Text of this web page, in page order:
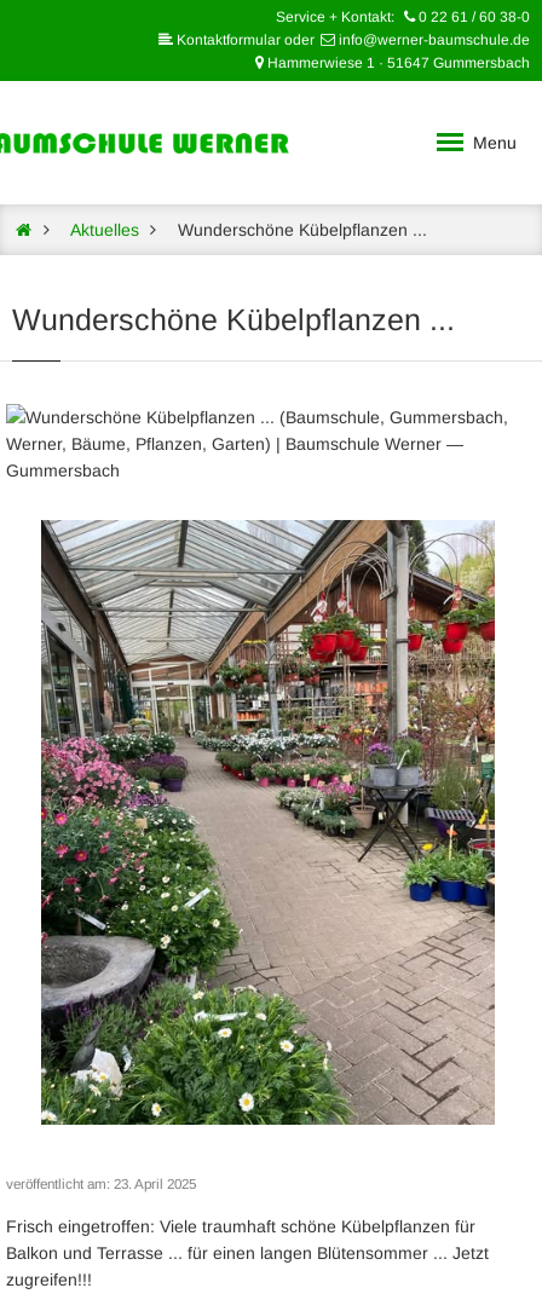
Service + Kontakt:
0 22 61 / 60 38-0
Kontaktformular oder
info@werner-baumschule.de
Hammerwiese 1 · 51647 Gummersbach
Menu
Aktuelles Wunderschöne Kübelpflanzen ...
Wunderschöne Kübelpflanzen ...
veröffentlicht am: 23. April 2025
Frisch eingetroffen: Viele traumhaft schöne Kübelpflanzen für
Balkon und Terrasse ... für einen langen Blütensommer ... Jetzt
zugreifen!!!